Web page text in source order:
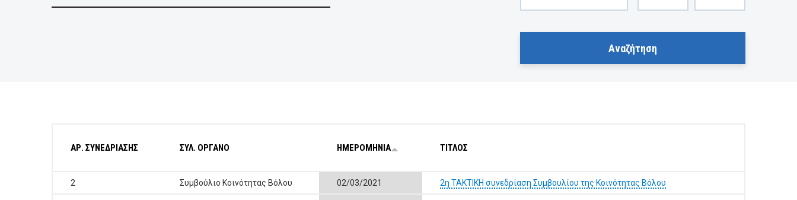
ΕΠΙΧΕΙΡΗΣΕΙΣ
ΑΡ. ΣΥΝΕΔΡΙΑΣΗΣ ΣΥΛ. ΟΡΓΑΝΟ ΗΜΕΡΟΜΗΝΙΑ ΤΙΤΛΟΣ
2 Συμβούλιο Κοινότητας Βόλου 02/03/2021 2η ΤΑΚΤΙΚΗ συνεδρίαση Συμβουλίου της Κοινότητας Βόλου